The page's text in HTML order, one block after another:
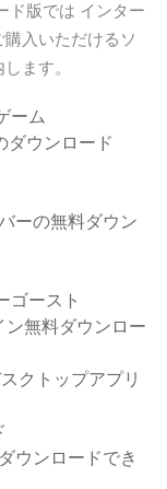
ド版では インター
入いただけるソ
ます。
ーム
ダウンロード
ーの無料ダウン
ゴースト
ン無料ダウンロー
クトップアプリ
ウンロードでき